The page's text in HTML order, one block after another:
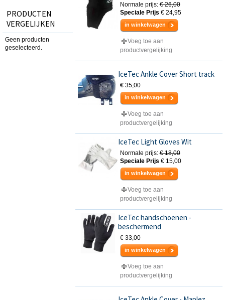
Normale prijs: € 26,00
Speciale Prijs € 24,95
in winkelwagen
Voeg toe aan
productvergelijking
IceTec Ankle Cover Short track
€ 35,00
in winkelwagen
Voeg toe aan
productvergelijking
IceTec Light Gloves Wit
Normale prijs: € 18,00
Speciale Prijs € 15,00
in winkelwagen
Voeg toe aan
productvergelijking
IceTec handschoenen -
beschermend
€ 33,00
in winkelwagen
Voeg toe aan
productvergelijking
PRODUCTEN
VERGELIJKEN
Geen producten
geselecteerd.